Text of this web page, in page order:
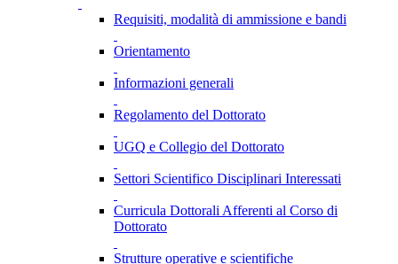
Requisiti, modalità di ammissione e bandi
Orientamento
Informazioni generali
Regolamento del Dottorato
UGQ e Collegio del Dottorato
Settori Scientifico Disciplinari Interessati
Curricula Dottorali Afferenti al Corso di
Dottorato
Strutture operative e scientifiche